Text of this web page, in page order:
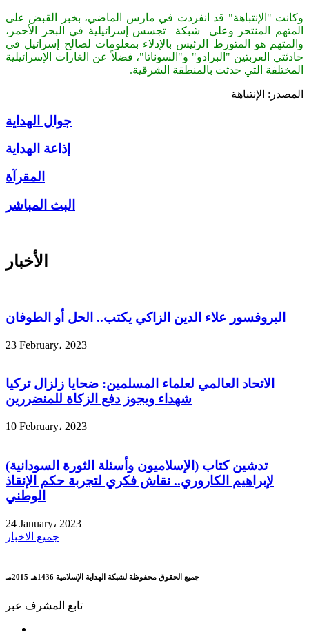
وكانت "الإنتباهة" قد انفردت في مارس الماضي، بخبر القبض على
المتهم المنتحر وعلى شبكة تجسس إسرائيلية في البحر الأحمر،
والمتهم هو المتورط الرئيس بالإدلاء بمعلومات لصالح إسرائيل في
حادثتي العربتين "البرادو" و"السوناتا"، فضلاً عن الغارات الإسرائيلية
المختلفة التي حدثت بالمنطقة الشرقية.
المصدر: الإنتباهة
جوال الهداية
إذاعة الهداية
المقرآة
البث المباشر
الأخبار
البروفسور علاء الدين الزاكي يكتب.. الحل أو الطوفان
23 February، 2023
الاتحاد العالمي لعلماء المسلمين: ضحايا زلزال تركيا
شهداء ويجوز دفع الزكاة للمنضررين
10 February، 2023
تدشين كتاب (الإسلاميون وأسئلة الثورة السودانية)
لإبراهيم الكاروري.. نقاش فكري لتجربة حكم الإنقاذ
الوطني
24 January، 2023
جميع الاخبار
جميع الحقوق محفوظة لشبكة الهداية الإسلامية 1436هـ-2015مـ
تابع المشرف عبر